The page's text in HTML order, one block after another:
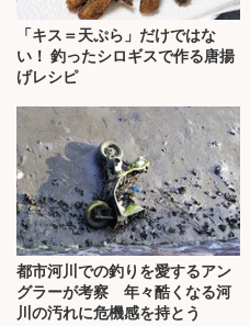
「キス＝天ぷら」だけではな
い！ 釣ったシロギスで作る唐揚
げレシピ
都市河川での釣りを愛するアン
グラーが考察 年々酷くなる河
川の汚れに危機感を持とう